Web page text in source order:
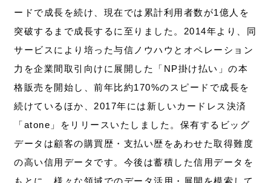
ードで成長を続け、現在では累計利用者数が1億人を
突破するまで成長するに至りました。2014年より、同
サービスにより培った与信ノウハウとオペレーション
力を企業間取引向けに展開した「NP掛け払い」の本
格販売を開始し、前年比約170%のスピードで成長を
続けているほか、2017年には新しいカードレス決済
「atone」をリリースいたしました。保有するビッグ
データは顧客の購買歴・支払い歴をあわせた取得難度
の高い信用データです。今後は蓄積した信用データを